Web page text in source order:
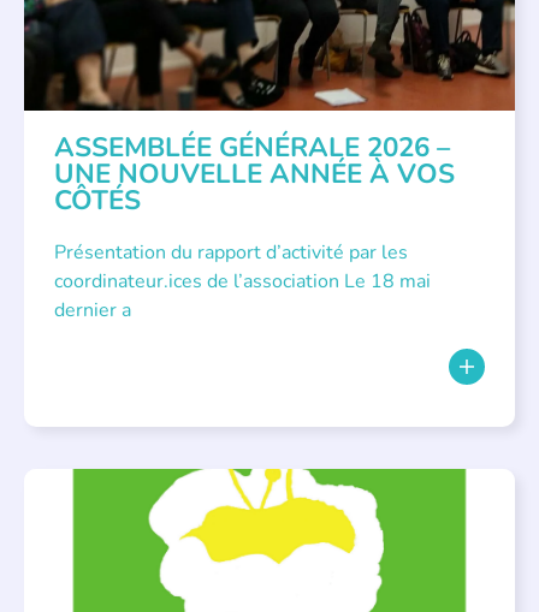
ASSEMBLÉE GÉNÉRALE 2026 –
UNE NOUVELLE ANNÉE À VOS
CÔTÉS
Présentation du rapport d’activité par les
coordinateur.ices de l’association Le 18 mai
dernier a
BIBLIOTHÈQUES ÉVÉNEMENTS , LECTURE INDIVIDUALISÉE
LITTÉRATURE JEUNESSE